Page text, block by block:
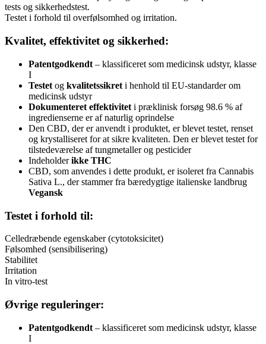
tests og sikkerhedstest.
Testet i forhold til overfølsomhed og irritation.
Kvalitet, effektivitet og sikkerhed:
Patentgodkendt – klassificeret som medicinsk udstyr, klasse
I
Testet og kvalitetssikret i henhold til EU-standarder om
medicinsk udstyr
Dokumenteret effektivitet i præklinisk forsøg 98.6 % af
ingredienserne er af naturlig oprindelse
Den CBD, der er anvendt i produktet, er blevet testet, renset
og krystalliseret for at sikre kvaliteten. Den er blevet testet for
tilstedeværelse af tungmetaller og pesticider
Indeholderikke THC
CBD, som anvendes i dette produkt, er isoleret fra Cannabis
Sativa L., der stammer fra bæredygtige italienske landbrug
Vegansk
Testet i forhold til:
Celledræbende egenskaber (cytotoksicitet)
Følsomhed (sensibilisering)
Stabilitet
Irritation
In vitro-test
Øvrige reguleringer:
Patentgodkendt – klassificeret som medicinsk udstyr, klasse
I